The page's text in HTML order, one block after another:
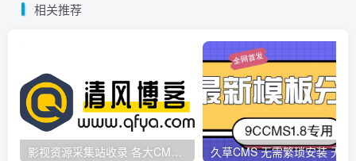
相关推荐
影视资源采集站收录 各大CMS采集资源站网址合集